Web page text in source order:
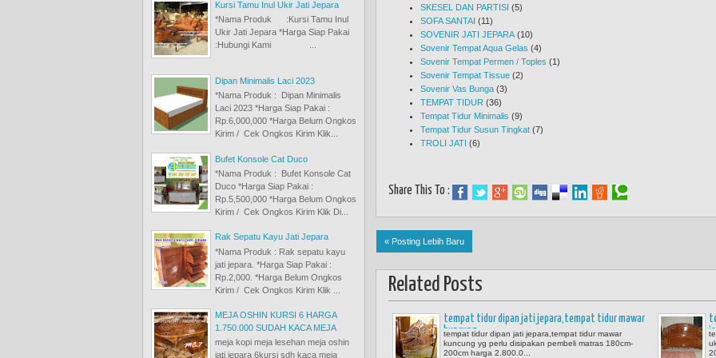
SKESEL DAN PARTISI (5)
SOFA SANTAI (11)
SOVENIR JATI JEPARA (10)
Sovenir Tempat Aqua Gelas (4)
Sovenir Tempat Permen / Toples (1)
Sovenir Tempat Tissue (2)
Sovenir Vas Bunga (3)
TEMPAT TIDUR (36)
Tempat Tidur Minimalis (9)
Tempat Tidur Susun Tingkat (7)
TROLI JATI (6)
Share This To :
« Posting Lebih Baru
Related Posts
tempat tidur dipan jati jepara,tempat tidur mawar
kuncung
tempat tidur dipan jati jepara,tempat tidur mawar
kuncung yg perlu disipakan pembeli matras 180cm-
200cm harga 2.800.0...
Kursi Tamu Inul Ukir Jati Jepara
*Nama Produk :Kursi Tamu Inul
Ukir Jati Jepara *Harga Siap Pakai
:Hubungi Kami ...
Dipan Minimalis Laci 2023
*Nama Produk : Dipan Minimalis
Laci 2023 *Harga Siap Pakai :
Rp.6,000,000 *Harga Belum Ongkos
Kirim / Cek Ongkos Kirim Klik...
Bufet Konsole Cat Duco
*Nama Produk : Bufet Konsole Cat
Duco *Harga Siap Pakai :
Rp.5,500,000 *Harga Belum Ongkos
Kirim / Cek Ongkos Kirim Klik Di...
Rak Sepatu Kayu Jati Jepara
*Nama Produk : Rak sepatu kayu
jati jepara. *Harga Siap Pakai :
Rp.2,000. *Harga Belum Ongkos
Kirim / Cek Ongkos Kirim Klik ...
MEJA OSHIN KURSI 6 HARGA
1.750.000 SUDAH KACA MEJA
meja kopi meja lesehan meja oshin
jati jepara 6kursi sdh kaca meja